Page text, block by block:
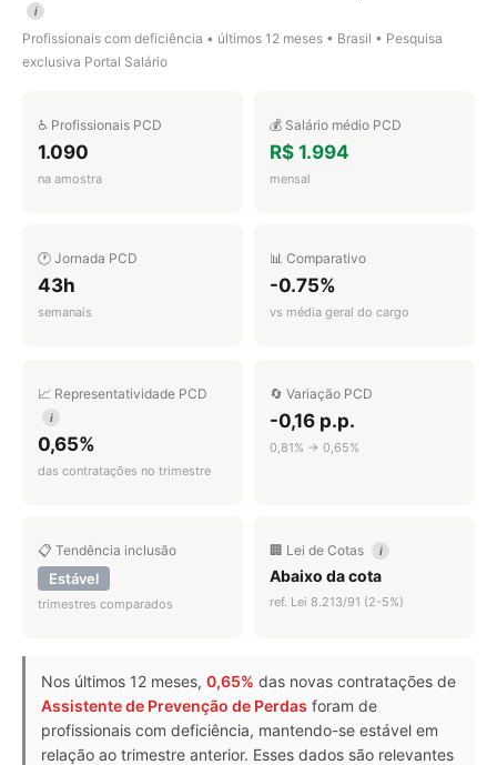
i
Profissionais com deficiência • últimos 12 meses • Brasil • Pesquisa
exclusiva Portal Salário
♿ Profissionais PCD
1.090
na amostra
💰 Salário médio PCD
R$ 1.994
mensal
🕐 Jornada PCD
43h
semanais
📊 Comparativo
-0.75%
vs média geral do cargo
📈 Representatividade PCD
i
0,65%
das contratações no trimestre
🔄 Variação PCD
-0,16 p.p.
0,81% → 0,65%
📋 Tendência inclusão
Estável
trimestres comparados
🏢 Lei de Cotas i
Abaixo da cota
ref. Lei 8.213/91 (2-5%)
Nos últimos 12 meses, 0,65% das novas contratações de
Assistente de Prevenção de Perdas foram de
profissionais com deficiência, mantendo-se estável em
relação ao trimestre anterior. Esses dados são relevantes